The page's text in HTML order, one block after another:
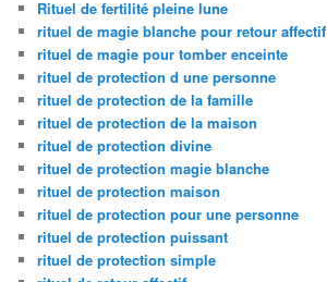
Rituel de fertilité pleine lune
rituel de magie blanche pour retour affectif
rituel de magie pour tomber enceinte
rituel de protection d une personne
rituel de protection de la famille
rituel de protection de la maison
rituel de protection divine
rituel de protection magie blanche
rituel de protection maison
rituel de protection pour une personne
rituel de protection puissant
rituel de protection simple